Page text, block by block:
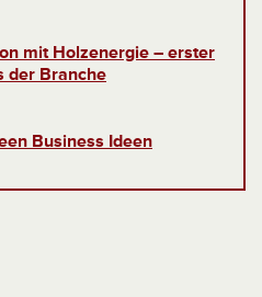
mit Holzenergie – erster
der Branche
Business Ideen